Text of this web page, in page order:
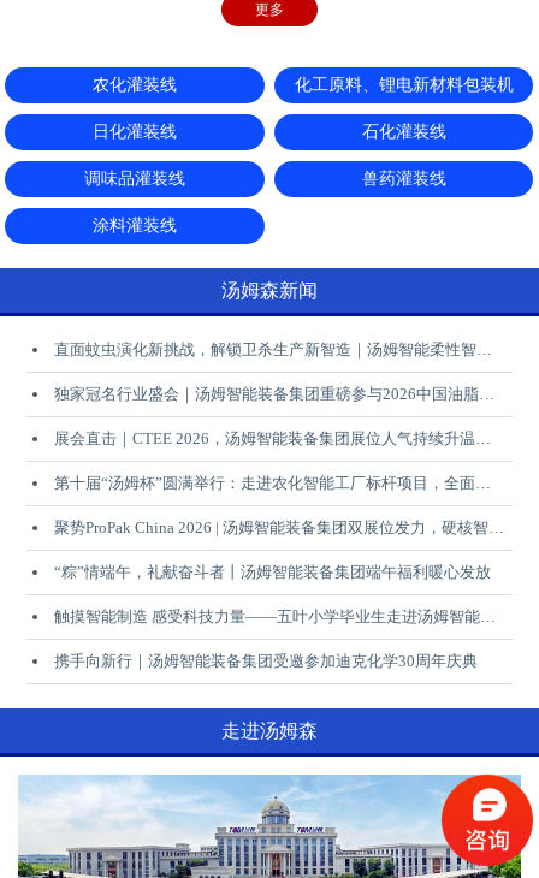
更多
农化灌装线 化工原料、锂电新材料包装机
日化灌装线 石化灌装线
调味品灌装线 兽药灌装线
涂料灌装线
汤姆森新闻
直面蚊虫演化新挑战，解锁卫杀生产新智造｜汤姆智能柔性智能解决方案赋能行业升级
独家冠名行业盛会｜汤姆智能装备集团重磅参与2026中国油脂液行业厂商大会，共启产业智能升级新未来
展会直击｜CTEE 2026，汤姆智能装备集团展位人气持续升温，诚邀您莅临现场交流！
第十届“汤姆杯”圆满举行：走进农化智能工厂标杆项目，全面见证汤姆智能装备集团EPCM综合实力
聚势ProPak China 2026 | 汤姆智能装备集团双展位发力，硬核智造成果赋能行业升级
“粽”情端午，礼献奋斗者丨汤姆智能装备集团端午福利暖心发放
触摸智能制造 感受科技力量——五叶小学毕业生走进汤姆智能装备集团开展研学实践活动
携手向新行｜汤姆智能装备集团受邀参加迪克化学30周年庆典
走进汤姆森
上海大联 山东源根石化 零公里